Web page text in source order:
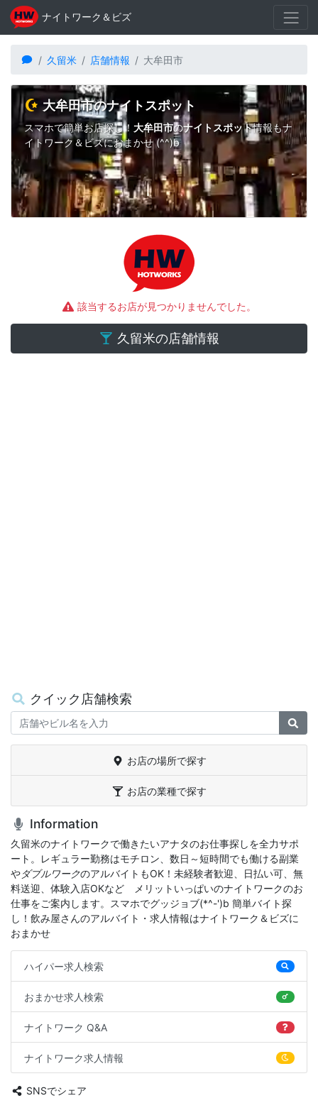
久留米 店舗情報 大牟田市
大牟田市のナイトスポット
スマホで簡単お店探し！ 大牟田市のナイトスポット情報もナ
イトワーク＆ビズにおまかせ (^^)b
該当するお店が見つかりませんでした。
久留米の店舗情報
クイック店舗検索
Keywords
お店の場所で探す
お店の業種で探す
Information
久留米のナイトワークで働きたいアナタのお仕事探しを全力サポ
ート。レギュラー勤務はモチロン、数日～短時間でも働ける副業
やダブルワークのアルバイトもOK！未経験者歓迎、日払い可、無
料送迎、体験入店OKなどゝメリットいっぱいのナイトワークのお
仕事をご案内します。スマホでグッジョブ(*^-')b 簡単バイト探
し！飲み屋さんのアルバイト・求人情報はナイトワーク＆ビズに
おまかせ
ハイパー求人検索
おまかせ求人検索
ナイトワーク Q&A
ナイトワーク求人情報
SNSでシェア
ナイトワーク＆ビズ